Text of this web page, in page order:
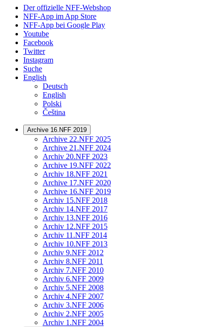
Der offizielle NFF-Webshop
NFF-App im App Store
NFF-App bei Google Play
Youtube
Facebook
Twitter
Instagram
Suche
English
Deutsch
English
Polski
Čeština
Archive 16.NFF 2019
Archive 22.NFF 2025
Archive 21.NFF 2024
Archiv 20.NFF 2023
Archive 19.NFF 2022
Archiv 18.NFF 2021
Archive 17.NFF 2020
Archive 16.NFF 2019
Archiv 15.NFF 2018
Archiv 14.NFF 2017
Archiv 13.NFF 2016
Archiv 12.NFF 2015
Archiv 11.NFF 2014
Archiv 10.NFF 2013
Archiv 9.NFF 2012
Archiv 8.NFF 2011
Archiv 7.NFF 2010
Archiv 6.NFF 2009
Archiv 5.NFF 2008
Archiv 4.NFF 2007
Archiv 3.NFF 2006
Archiv 2.NFF 2005
Archiv 1.NFF 2004